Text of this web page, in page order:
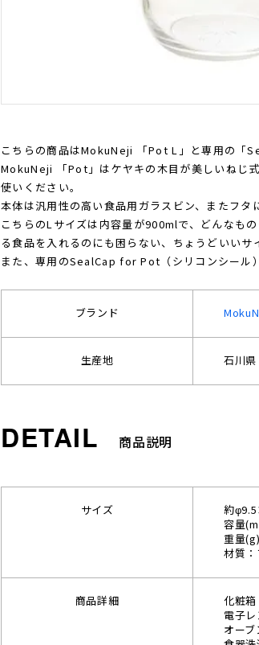
こちらの商品はMokuNeji 「Pot L」と専用の「
MokuNeji 「Pot」はケヤキの木目が美しいねじ
使いください。
本体は汎用性の高い食品用ガラスビン、またフタ
こちらのLサイズは内容量が900mlで、どんなも
る食品を入れるのにも困らない、ちょうどいいサ
また、専用のSealCap for Pot（シリコンシール
ブランド
生産地 石川県
商品説明
サイズ
約
容量
重量
材質
商品詳細
化粧
電子
オー